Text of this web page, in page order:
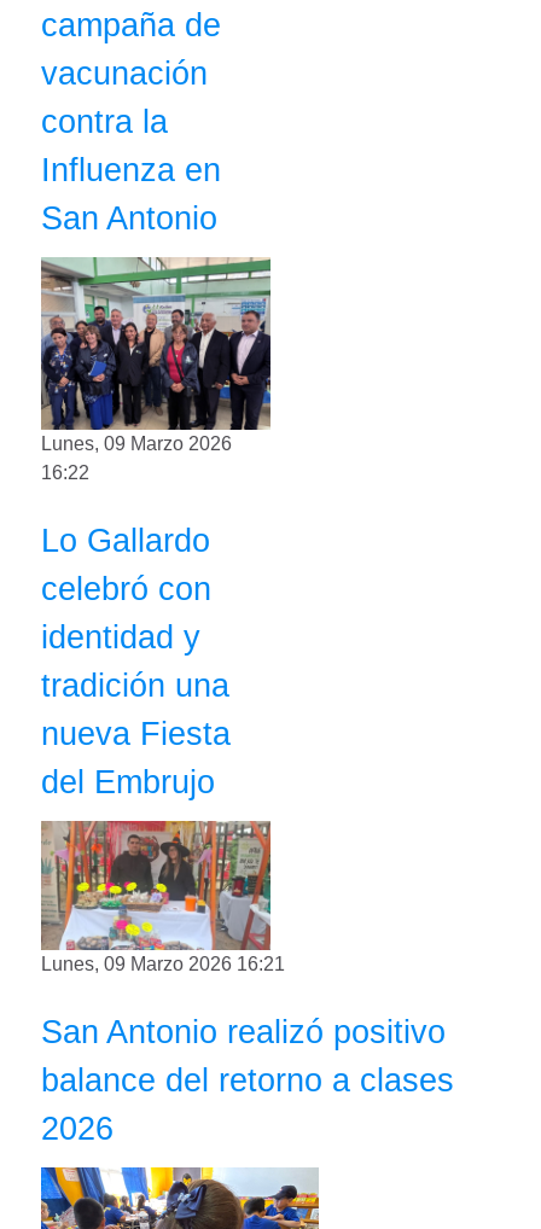
campaña de
vacunación
contra la
Influenza en
San Antonio
Lunes, 09 Marzo 2026
16:22
Lo Gallardo
celebró con
identidad y
tradición una
nueva Fiesta
del Embrujo
Lunes, 09 Marzo 2026 16:21
San Antonio realizó positivo
balance del retorno a clases
2026